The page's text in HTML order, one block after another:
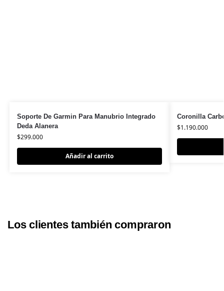
Soporte De Garmin Para Manubrio Integrado
Deda Alanera
$299.000
Añadir al carrito
Coronilla
$1.190.000
Los clientes también compraron